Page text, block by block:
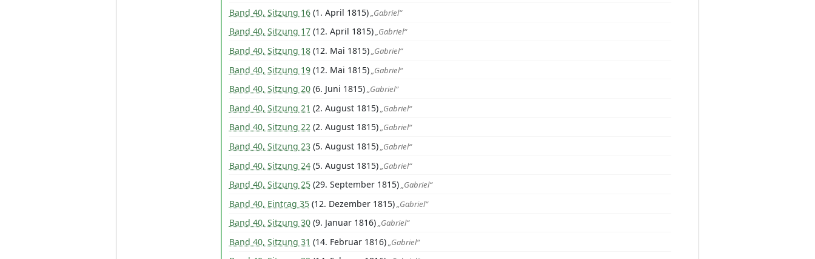
Band 40, Sitzung 16(1. April 1815)„Gabriel“
Band 40, Sitzung 17(12. April 1815)„Gabriel“
Band 40, Sitzung 18(12. Mai 1815)„Gabriel“
Band 40, Sitzung 19(12. Mai 1815)„Gabriel“
Band 40, Sitzung 20(6. Juni 1815)„Gabriel“
Band 40, Sitzung 21 (2. August 1815)„Gabriel“
Band 40, Sitzung 22(2. August 1815)„Gabriel“
Band 40, Sitzung 23(5. August 1815)„Gabriel“
Band 40, Sitzung 24(5. August 1815)„Gabriel“
Band 40, Sitzung 25(29. September 1815)„Gabriel“
Band 40, Eintrag 35(12. Dezember 1815)„Gabriel“
Band 40, Sitzung 30(9. Januar 1816)„Gabriel“
Band 40, Sitzung 31 (14. Februar 1816)„Gabriel“